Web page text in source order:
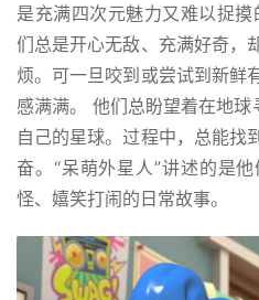
是充满四次元魅力又难以捉
们总是开心无敌、充满好奇，
烦。可一旦咬到或尝试到新鲜
感满满。 他们总盼望着在地球
自己的星球。过程中，总能找
奋。“呆萌外星人”讲述的是
怪、嬉笑打闹的日常故事。